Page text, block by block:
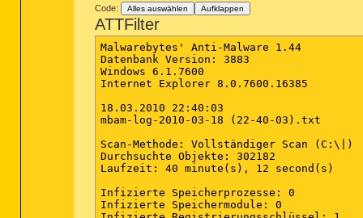
O23 - Service:
O23 - Service:
O23 - Service:
O23 - Service:
O23 - Service:
O23 - Service:
O23 - Service: Steam Client Service -
O23 - Service: TeamViewer 5
O23 - Service:
O23 - Service:
O23 - Service:
O23 - Service:
O23 - Service:
O23 - Service:
O23 - Service:
--
End of file - 8314 bytes
Code: Alles auswählen Aufklappen
ATTFilter
Malwarebytes' Anti-Malware 1.44
Datenbank Version: 3883
Windows 6.1.7600
Internet Explorer 8.0.7600.16385
18.03.2010 22:40:03
mbam-log-2010-03-18 (22-40-03).txt
Scan-Methode: Vollständiger Scan (C:\|)
Durchsuchte Objekte: 302182
Laufzeit: 40 minute(s), 12 second(s)
Infizierte Speicherprozesse: 0
Infizierte Speichermodule: 0